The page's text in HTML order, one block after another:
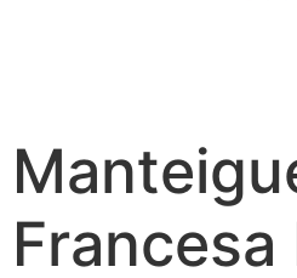
Francesa